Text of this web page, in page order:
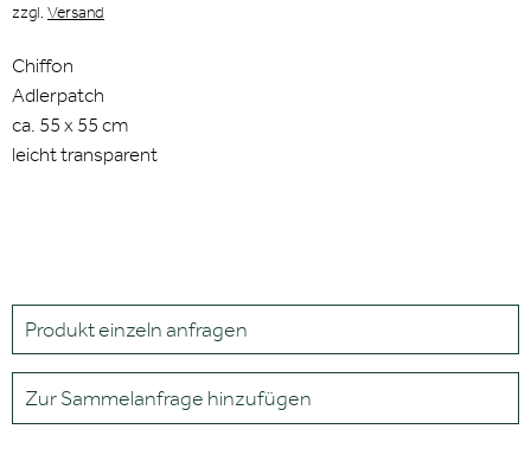
zzgl. Versand
Chiffon
Adlerpatch
ca. 55 x 55 cm
leicht transparent
Produkt einzeln anfragen
Zur Sammelanfrage hinzufügen